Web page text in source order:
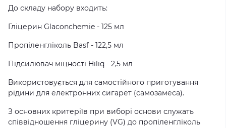
До складу набору входить:
Гліцерин Glaconchemie - 125 мл
Пропіленгліколь Basf - 122,5 мл
Підсилювач міцності Hiliq - 2,5 мл
Використовується для самостійного приготування
рідини для електронних сигарет (самозамеса).
З основних критеріїв при виборі основи служать
співвідношення гліцерину (VG) до пропіленгліколь